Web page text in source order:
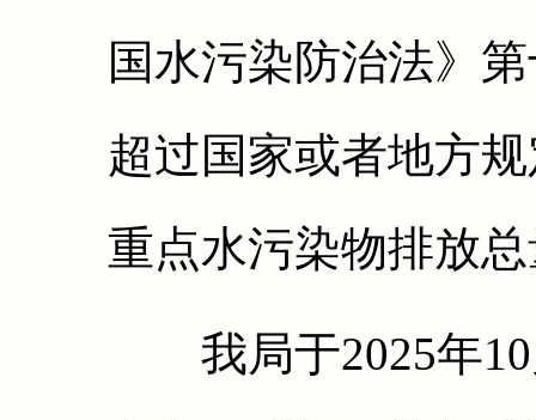
国水污染防治法》
超过国家或者地方
重点水污染物排放
我局于2025年10